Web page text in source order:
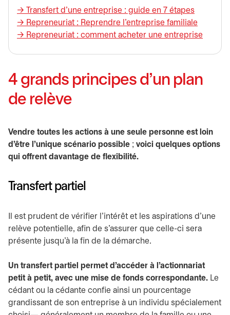
→ Transfert d’une entreprise : guide en 7 étapes
→ Repreneuriat : Reprendre l’entreprise familiale
→ Repreneuriat : comment acheter une entreprise
4 grands principes d’un plan
de relève
Vendre toutes les actions à une seule personne est loin
d’être l’unique scénario possible ; voici quelques options
qui offrent davantage de flexibilité.
Transfert partiel
Il est prudent de vérifier l’intérêt et les aspirations d’une
relève potentielle, afin de s’assurer que celle-ci sera
présente jusqu’à la fin de la démarche.
Un transfert partiel permet d’accéder à l’actionnariat
petit à petit, avec une mise de fonds correspondante. Le
cédant ou la cédante confie ainsi un pourcentage
grandissant de son entreprise à un individu spécialement